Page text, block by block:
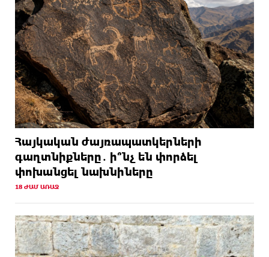
Հայկական ժայռապատկերների
գաղտնիքները․ ի՞նչ են փորձել
փոխանցել նախնիները
18 ԺԱՄ ԱՌԱՋ